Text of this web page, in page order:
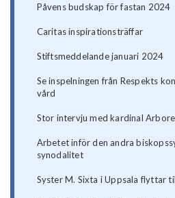
Påvens budskap för fastan 2024
Caritas inspirationsträffar
Stiftsmeddelande januari 2024
Se inspelningen från Respekts
vård
Stor intervju med kardinal
Arbetet inför den andra
synodalitet
Syster M. Sixta i Uppsala flyttar